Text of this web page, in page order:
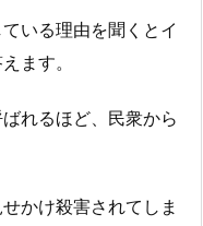
いる理由を聞くとイ
ます。
れるほど、民衆から
かけ殺害されてしま